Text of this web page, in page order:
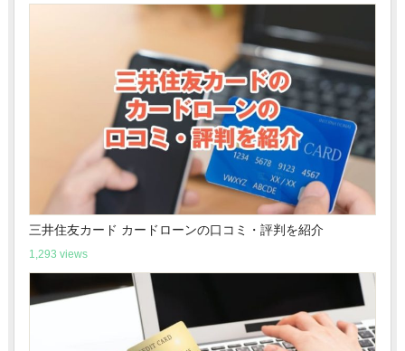
三井住友カード カードローンの口コミ・評判を紹介
1,293 views